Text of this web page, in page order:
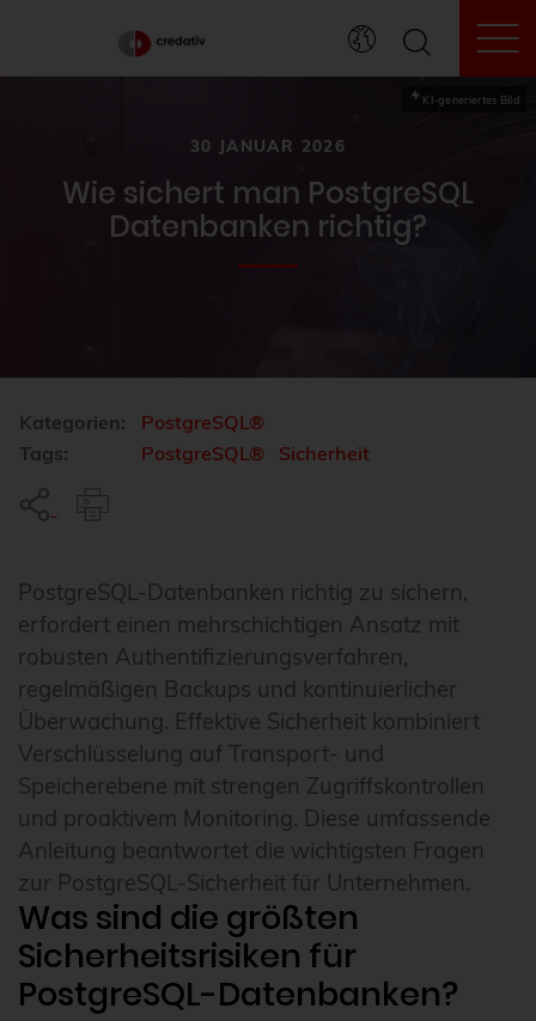
KI-generiertes Bild
30 JANUAR 2026
Wie sichert man PostgreSQL
Datenbanken richtig?
Kategorien:
PostgreSQL®
Tags:
PostgreSQL® Sicherheit
PostgreSQL-Datenbanken richtig zu sichern,
erfordert einen mehrschichtigen Ansatz mit
robusten Authentifizierungsverfahren,
regelmäßigen Backups und kontinuierlicher
Überwachung. Effektive Sicherheit kombiniert
Verschlüsselung auf Transport- und
Speicherebene mit strengen Zugriffskontrollen
und proaktivem Monitoring. Diese umfassende
Anleitung beantwortet die wichtigsten Fragen
zur PostgreSQL-Sicherheit für Unternehmen.
Was sind die größten
Sicherheitsrisiken für
PostgreSQL-Datenbanken?